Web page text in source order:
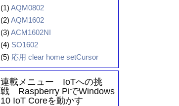
(1) AQM0802
(2) AQM1602
(3) ACM1602NI
(4) SO1602
(5) 応用 clear home setCursor
連載メニュー IoTへの挑
戦 Raspberry PiでWindows
10 IoT Coreを動かす